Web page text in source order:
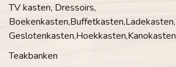
TV kasten, Dressoirs,
Boekenkasten,Buffetkasten,Ladekasten,
Geslotenkasten,Hoekkasten,Kanokasten
Teakbanken